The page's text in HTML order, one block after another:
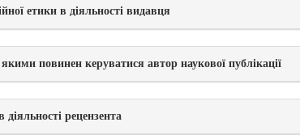
етики в діяльності видавця
повинен керуватися автор наукової публікації
рецензента